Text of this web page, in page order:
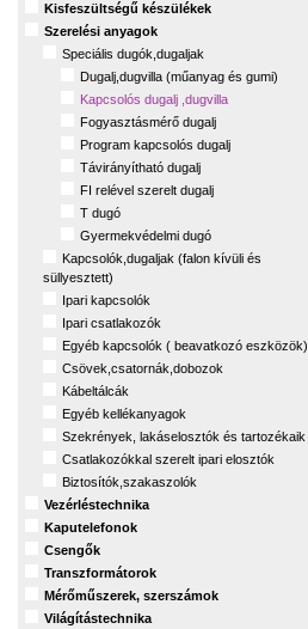
Kisfeszültségű készülékek
Szerelési anyagok
Speciális dugók,dugaljak
Dugalj,dugvilla (műanyag és gumi)
Kapcsolós dugalj ,dugvilla
Fogyasztásmérő dugalj
Program kapcsolós dugalj
Távirányítható dugalj
FI relével szerelt dugalj
T dugó
Gyermekvédelmi dugó
Kapcsolók,dugaljak (falon kívüli és
süllyesztett)
Ipari kapcsolók
Ipari csatlakozók
Egyéb kapcsolók ( beavatkozó eszközök)
Csövek,csatornák,dobozok
Kábeltálcák
Egyéb kellékanyagok
Szekrények, lakáselosztók és tartozékaik
Csatlakozókkal szerelt ipari elosztók
Biztosítók,szakaszolók
Vezérléstechnika
Kaputelefonok
Csengők
Transzformátorok
Mérőműszerek, szerszámok
Világítástechnika